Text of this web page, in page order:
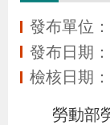
署
訊
發布單位
發布日期
檢核日期
勞動部勞